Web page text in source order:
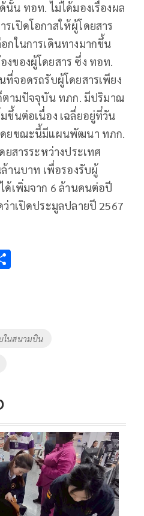
น ทอท. ไม่ได้มองเรื่องผล
เปิดโอกาสให้ผู้โดยสาร
กในการเดินทางมากขึ้น
งของผู้โดยสาร ซึ่ง ทอท.
ที่จอดรถรับผู้โดยสารเพียง
ตามปัจจุบัน ทภก. มีปริมาณ
ขึ้นต่อเนื่อง เฉลี่ยอยู่ที่วัน
ยขณะนี้มีแผนพัฒนา ทภก.
ยสารระหว่างประเทศ
านบาท เพื่อรองรับผู้
ด้เพิ่มจาก 6 ล้านคนต่อปี
าเปิดประมูลปลายปี 2567
ในสนามบิน